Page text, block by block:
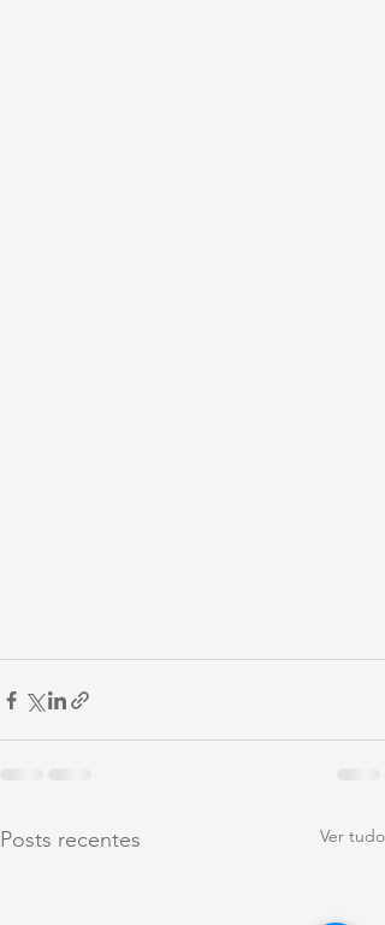
Posts recentes Ver tudo